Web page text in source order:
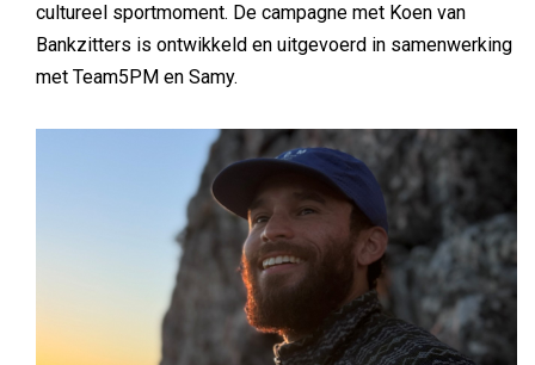
cultureel sportmoment. De campagne met Koen van
Bankzitters is ontwikkeld en uitgevoerd in samenwerking
met Team5PM en Samy.